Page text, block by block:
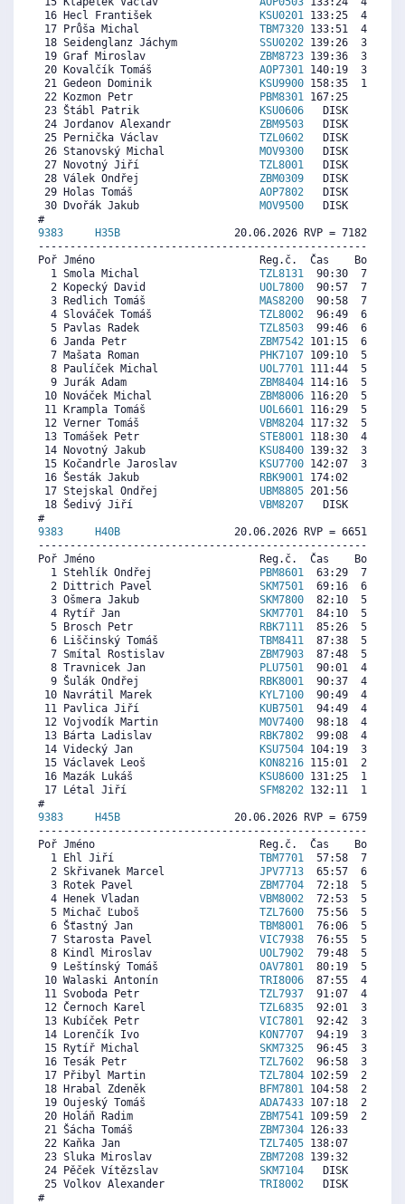
16 Hecl František
KSU0201 133:25  4164
17 Průša Michal TBM7320 133:51  4120
18 Seidenglanz Jáchym SSU0202 139:26  3559
19 Graf Miroslav ZBM8723 139:36  3542
20 Kovalčík Tomáš AOP7301 140:19  3470
21 Gedeon Dominik
KSU9900 158:35  1634
22 Kozmon Petr
PBM8301 167:25   747
23 Štábl Patrik
KSU0606
DISK     0
24 Jordanov Alexandr ZBM9503
DISK     0
25 Pernička Václav TZL0602
DISK     0
26 Stanovský Michal MOV9300
DISK     0
27 Novotný Jiří TZL8001
DISK     0
28 Válek Ondřej ZBM0309
DISK     0
29 Holas Tomáš AOP7802
DISK     0
30 Dvořák Jakub MOV9500
DISK     0
9383
H35B
20.06.2026 RVP = 7182/
Poř Jméno                          Reg.č.  Čas    Body
  1 Smola Michal
TZL8131
90:30  7134
  2 Kopecký David
UOL7800
90:57  7099
  3 Redlich Tomáš
MAS8200
90:58  7098
  4 Slováček Tomáš
TZL8002
96:49  6640
  5 Pavlas Radek
TZL8503
99:46  6409
  6 Janda Petr
ZBM7542 101:15  6292
  7 Mašata Roman
PHK7107 109:10  5672
  8 Paulíček Michal
UOL7701 111:44  5472
  9 Jurák Adam
ZBM8404 114:16  5273
10 Nováček Michal ZBM8006 116:20  5111
11 Krampla Tomáš UOL6601 116:29  5100
12 Verner Tomáš VBM8204 117:32  5017
13 Tomášek Petr STE8001 118:30  4942
14 Novotný Jakub
KSU8400 139:32  3295
15 Kočandrle Jaroslav
KSU7700 142:07  3092
16 Šesták Jakub
RBK9001 174:02   593
17 Stejskal Ondřej UBM8805 201:56     0
18 Šedivý Jiří VBM8207
DISK     0
9383
H40B
20.06.2026 RVP = 6651/
Poř Jméno                          Reg.č.  Čas    Body
  1 Stehlík Ondřej
PBM8601
63:29  7297
  2 Dittrich Pavel
SKM7501
69:16  6768
  3 Ošmera Jakub
SKM7800
82:10  5589
  4 Rytíř Jan
SKM7701
84:10  5406
  5 Brosch Petr
RBK7111
85:26  5290
  6 Liščinský Tomáš
TBM8411
87:38  5089
  7 Smítal Rostislav
ZBM7903
87:48  5074
  8 Travnicek Jan
PLU7501
90:01  4871
  9 Šulák Ondřej
RBK8001
90:37  4816
10 Navrátil Marek
KYL7100
90:49  4798
11 Pavlica Jiří
KUB7501
94:49  4432
12 Vojvodík Martin MOV7400
98:18  4113
13 Bárta Ladislav
RBK7802
99:08  4037
14 Videcký Jan
KSU7504 104:19  3563
15 Václavek Leoš
KON8216 115:01  2585
16 Mazák Lukáš
KSU8600 131:25  1085
17 Létal Jiří SFM8202 132:11  1015
9383
H45B
20.06.2026 RVP = 6759/
Poř Jméno                          Reg.č.  Čas    Body
  1 Ehl Jiří
TBM7701
57:58  7377
  2 Skřivanek Marcel
JPV7713
65:57  6568
  3 Rotek Pavel
ZBM7704
72:18  5925
  4 Henek Vladan
VBM8002
72:53  5866
  5 Michač Ľuboš
TZL7600
75:56  5557
  6 Šťastný Jan
TBM8001
76:06  5540
  7 Starosta Pavel
VIC7938
76:55  5458
  8 Kindl Miroslav
UOL7902
79:48  5166
  9 Leštínský Tomáš
OAV7801
80:19  5113
10 Walaski Antonín TRI8006
87:55  4344
11 Svoboda Petr TZL7937
91:07  4020
12 Černoch Karel TZL6835
92:01  3929
13 Kubíček Petr VIC7801
92:42  3859
14 Lorenčík Ivo
KON7707
94:19  3696
15 Rytíř Michal SKM7325
96:45  3449
16 Tesák Petr TZL7602
96:58  3427
17 Přibyl Martin TZL7804 102:59  2818
18 Hrabal Zdeněk
BFM7801 104:58  2617
19 Oujeský Tomáš ADA7433 107:18  2381
20 Holáň Radim ZBM7541 109:59  2109
21 Šácha Tomáš ZBM7304 126:33   432
22 Kaňka Jan TZL7405 138:07     0
23 Sluka Miroslav ZBM7208 139:32     0
24 Pěček Vítězslav SKM7104
DISK     0
25 Volkov Alexander TRI8002
DISK     0